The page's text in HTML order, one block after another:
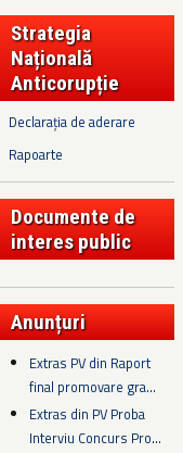
Strategia
Națională
Anticorupție
Declarația de aderare
Rapoarte
Documente de
interes public
Anunțuri
Extras PV din Raport
final promovare gra...
Extras din PV Proba
Interviu Concurs Pro...